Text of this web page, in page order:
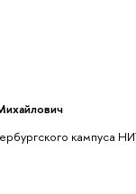
кампуса